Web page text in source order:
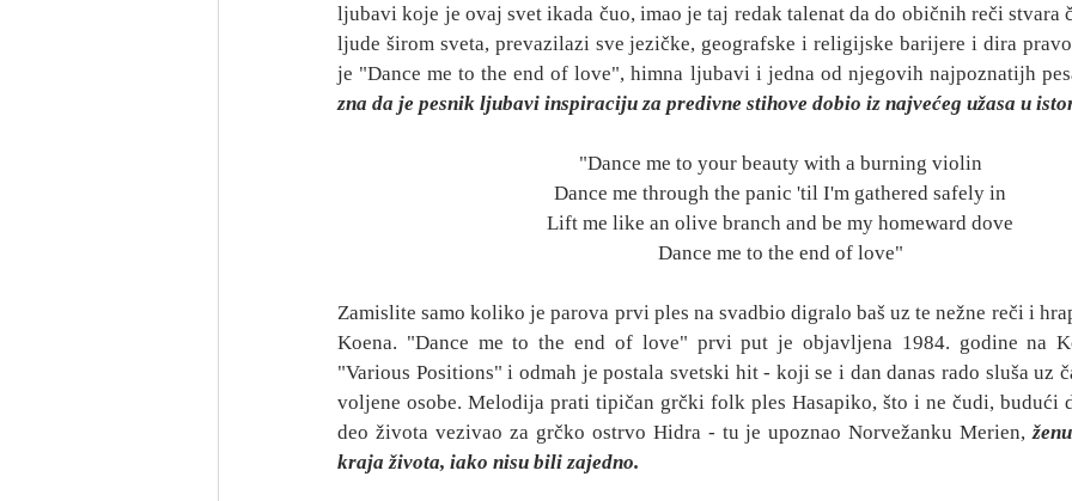
ljubavi koje je ovaj svet ikada čuo, imao je taj redak talenat da do običnih reči stvara
ljude širom sveta, prevazilazi sve jezičke, geografske i religijske barijere i dira
je "Dance me to the end of love", himna ljubavi i jedna od njegovih najpoznatijh
zna da je pesnik ljubavi inspiraciju za predivne stihove dobio iz najvećeg užasa u
"Dance me to your beauty with a burning violin
Dance me through the panic 'til I'm gathered safely in
Lift me like an olive branch and be my homeward dove
Dance me to the end of love"
Zamislite samo koliko je parova prvi ples na svadbio digralo baš uz te nežne reči i
Koena. "Dance me to the end of love" prvi put je objavljena 1984. godine na
"Various Positions" i odmah je postala svetski hit - koji se i dan danas rado sluša uz
voljene osobe. Melodija prati tipičan grčki folk ples Hasapiko, što i ne čudi, budući
deo života vezivao za grčko ostrvo Hidra - tu je upoznao Norvežanku Merien,
kraja života, iako nisu bili zajedno.